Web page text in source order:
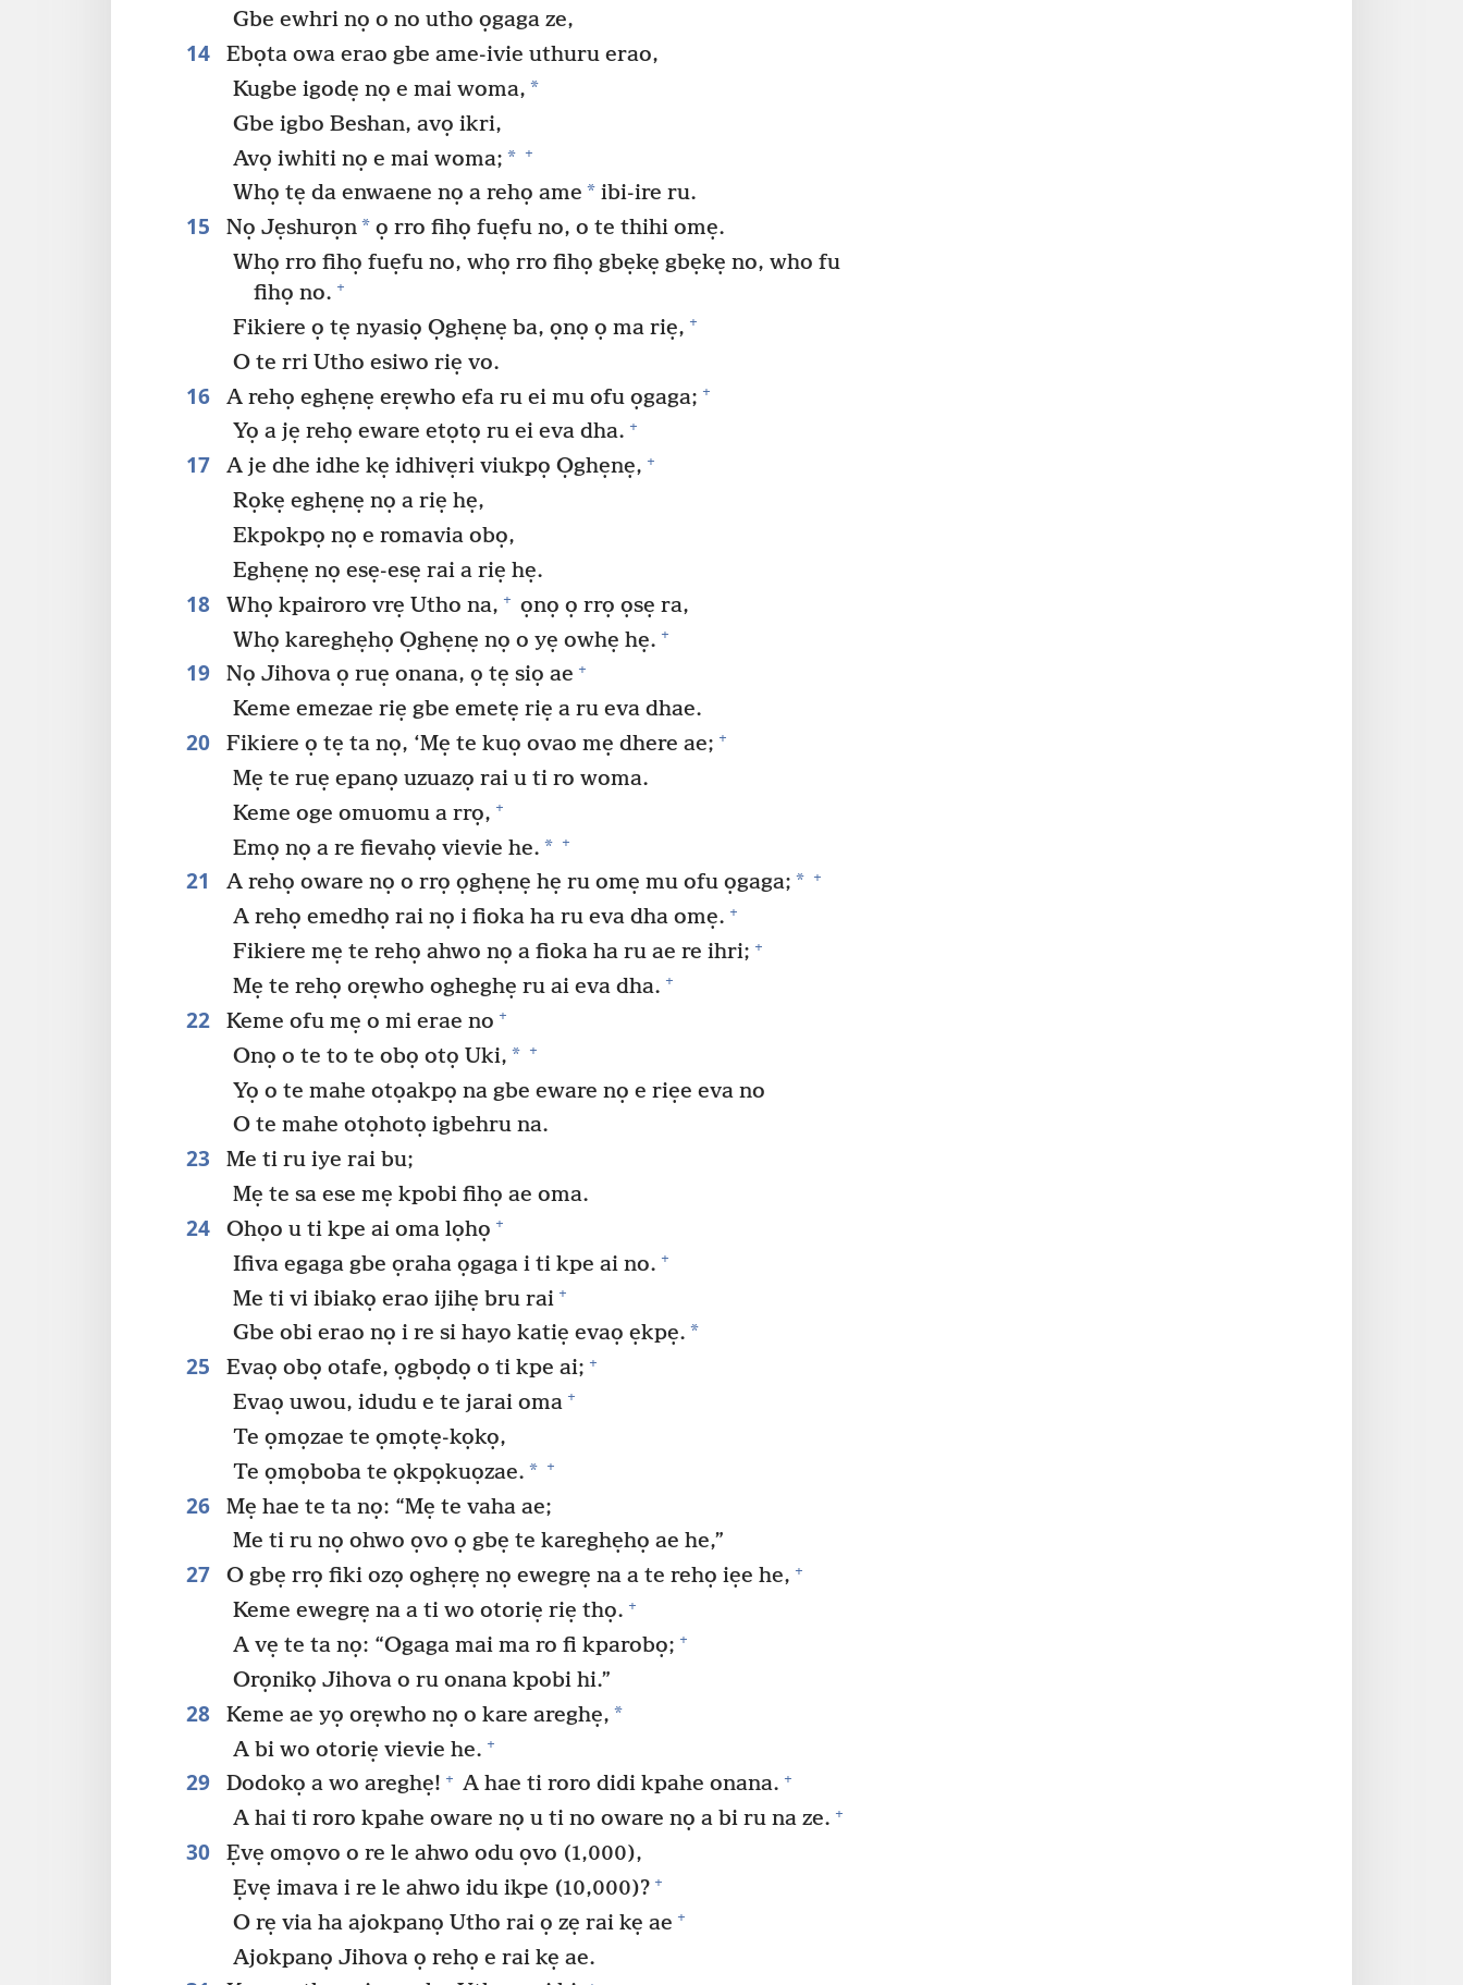
Gbe ewhri nọ o no utho ọgaga ze,
14
Ebọta owa erao gbe ame-ivie uthuru erao,
Kugbe igodẹ nọ e mai woma, *
Gbe igbo Beshan, avọ ikri,
Avọ iwhiti nọ e mai woma; * +
Whọ tẹ da enwaene nọ a rehọ ame * ibi-ire ru.
15 Nọ Jẹshurọn*ọ rro fihọ fuẹfu no, o te thihi omẹ.
Whọ rro fihọ fuẹfu no, whọ rro fihọ gbẹkẹ gbẹkẹ no, who fu
fihọ no. +
Fikiere ọ tẹ nyasiọ Ọghẹnẹ ba, ọnọ ọ ma riẹ, +
O te rri Utho esiwo riẹ vo.
16 A rehọ eghẹnẹ erẹwho efa ru ei mu ofu ọgaga; +
Yọ a jẹ rehọ eware etọtọ ru ei eva dha. +
17 A je dhe idhe kẹ idhivẹri viukpọ Ọghẹnẹ, +
Rọkẹ eghẹnẹ nọ a riẹ hẹ,
Ekpokpọ nọ e romavia obọ,
Eghẹnẹ nọ esẹ-esẹ rai a riẹ hẹ.
18 Whọ kpairoro vrẹ Utho na, + ọnọ ọ rrọ ọsẹ ra,
Whọ kareghẹhọ Ọghẹnẹ nọ o yẹ owhẹ hẹ. +
19 Nọ Jihova ọ ruẹ onana, ọ tẹ siọ ae +
Keme emezae riẹ gbe emetẹ riẹ a ru eva dhae.
20 Fikiere ọ tẹ ta nọ, ‘Mẹ te kuọ ovao mẹ dhere ae; +
Mẹ te ruẹ epanọ uzuazọ rai u ti ro woma.
Keme oge omuomu a rrọ, +
Emọ nọ a re fievahọ vievie he. * +
21 A rehọ oware nọ o rrọ ọghẹnẹ hẹ ru omẹ mu ofu ọgaga; * +
A rehọ emedhọ rai nọ i fioka ha ru eva dha omẹ. +
Fikiere mẹ te rehọ ahwo nọ a fioka ha ru ae re ihri; +
Mẹ te rehọ orẹwho ogheghẹ ru ai eva dha. +
22 Keme ofu mẹ o mi erae no +
Onọ o te to te obọ otọ Uki, * +
Yọ o te mahe otọakpọ na gbe eware nọ e riẹe eva no
O te mahe otọhotọ igbehru na.
23
Me ti ru iye rai bu;
Mẹ te sa ese mẹ kpobi fihọ ae oma.
24 Ohọo u ti kpe ai oma lọhọ +
Ifiva egaga gbe ọraha ọgaga i ti kpe ai no. +
Me ti vi ibiakọ erao ijihẹ bru rai +
Gbe obi erao nọ i re si hayo katiẹ evaọ ẹkpẹ. *
25 Evaọ obọ otafe, ọgbọdọ o ti kpe ai; +
Evaọ uwou, idudu e te jarai oma +
Te ọmọzae te ọmọtẹ-kọkọ,
Te ọmọboba te ọkpọkuọzae. * +
26
Mẹ hae te ta nọ: “Mẹ te vaha ae;
Me ti ru nọ ohwo ọvo ọ gbẹ te kareghẹhọ ae he,”
27 O gbẹ rrọ fiki ozọ oghẹrẹ nọ ewegrẹ na a te rehọ iẹe he, +
Keme ewegrẹ na a ti wo otoriẹ riẹ thọ. +
A vẹ te ta nọ: “Ogaga mai ma ro fi kparobọ; +
Orọnikọ Jihova o ru onana kpobi hi.”
28 Keme ae yọ orẹwho nọ o kare areghẹ, *
A bi wo otoriẹ vievie he. +
29 Dodokọ a wo areghẹ! + A hae ti roro didi kpahe onana. +
A hai ti roro kpahe oware nọ u ti no oware nọ a bi ru na ze. +
30
Ẹvẹ omọvo o re le ahwo odu ọvo (1,000),
Ẹvẹ imava i re le ahwo idu ikpe (10,000)? +
O rẹ via ha ajokpanọ Utho rai ọ zẹ rai kẹ ae +
Ajokpanọ Jihova ọ rehọ e rai kẹ ae.